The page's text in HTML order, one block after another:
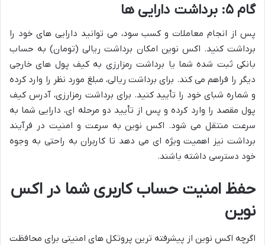
گام ۵: برداشت دارایی ها
پس از انجام معاملات و کسب سود، می توانید دارایی های خود را
برداشت کنید. اکس نوین امکان برداشت ریالی (تومان) به حساب
بانکی ثبت شده شما یا برداشت رمزارزی به کیف پول های خارجی
دیگر را فراهم می کند. برای برداشت ریالی، مبلغ مورد نظر را وارد کرده
و شماره شبای خود را تأیید کنید. برای برداشت رمزارزی، آدرس کیف
پول مقصد را وارد کرده و پس از تأیید دو مرحله ای، دارایی شما به
سرعت منتقل می شود. اکس نوین به سرعت و امنیت در فرآیند
برداشت نیز اهمیت ویژه ای می دهد تا کاربران به راحتی به وجوه
خود دسترسی داشته باشند.
حفظ امنیت حساب کاربری شما در اکس
نوین
اگرچه اکس نوین از پیشرفته ترین پروتکل های امنیتی برای محافظت